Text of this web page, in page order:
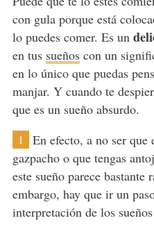
con gula porque está
lo puedes comer. Es un
en tus sueñoscon un
en lo único que puedas
manjar. Y cuando te
que es un sueño absurdo.
1
En efecto, a no ser que
gazpacho o que tengas
este sueño parece bastante
embargo, hay que ir un
interpretación de los